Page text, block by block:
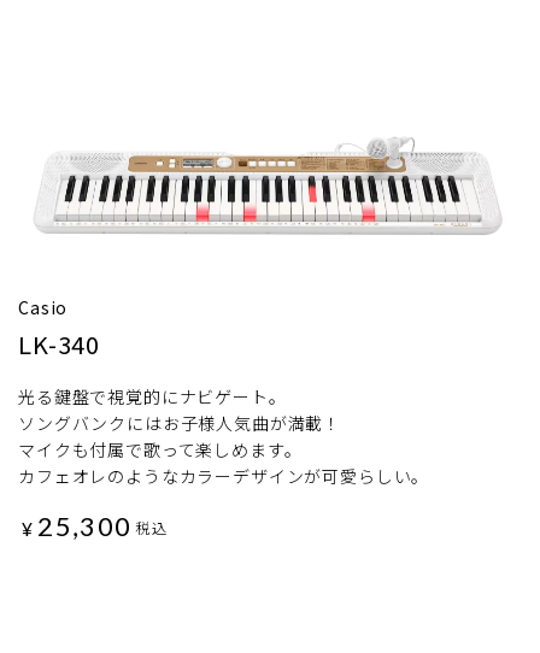
Casio
LK-340
光る鍵盤で視覚的にナビゲート。
ソングバンクにはお子様人気曲が満載！
マイクも付属で歌って楽しめます。
カフェオレのようなカラーデザインが可愛らしい。
¥ 25,300 税込